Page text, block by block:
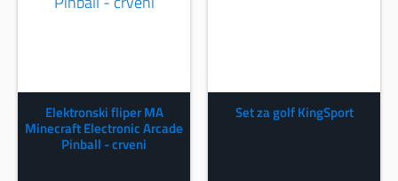
Elektronski fliper MA
Minecraft Electronic Arcade
Pinball - crveni
Set za golf KingSport